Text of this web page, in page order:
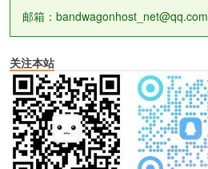
邮箱：bandwagonhost_net@qq.com
关注本站